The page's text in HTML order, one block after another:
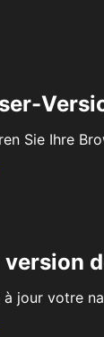
Sie Ihre
version
à jour votre